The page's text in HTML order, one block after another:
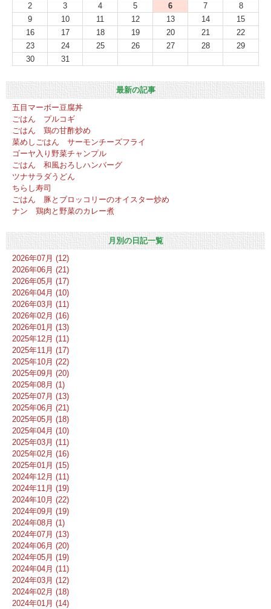
2
3 4 5 6 7
8
9
10 11 12 13 14
15
16
17 18 19 20 21
22
23
24 25 26 27 28
29
30
31
最新の記事
五目マーボー豆腐丼
ごはん プルコギ
ごはん 鶏の甘酢炒め
菜めしごはん サーモンチーズフライ
ゴーヤ入り野菜チャンプル
ごはん 和風おろしハンバーグ
ツナサラダうどん
ちらし寿司
ごはん 豚とブロッコリーのオイスター炒め
ナン 鶏肉と野菜のカレー煮
月別の日記一覧
2026年07月 (12)
2026年06月 (21)
2026年05月 (17)
2026年04月 (10)
2026年03月 (11)
2026年02月 (16)
2026年01月 (13)
2025年12月 (11)
2025年11月 (17)
2025年10月 (22)
2025年09月 (20)
2025年08月 (1)
2025年07月 (13)
2025年06月 (21)
2025年05月 (18)
2025年04月 (10)
2025年03月 (11)
2025年02月 (16)
2025年01月 (15)
2024年12月 (11)
2024年11月 (19)
2024年10月 (22)
2024年09月 (19)
2024年08月 (1)
2024年07月 (13)
2024年06月 (20)
2024年05月 (19)
2024年04月 (11)
2024年03月 (12)
2024年02月 (18)
2024年01月 (14)